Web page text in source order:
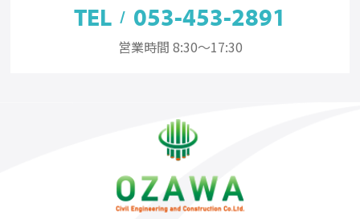
TEL / 053-453-2891
営業時間 8:30～17:30